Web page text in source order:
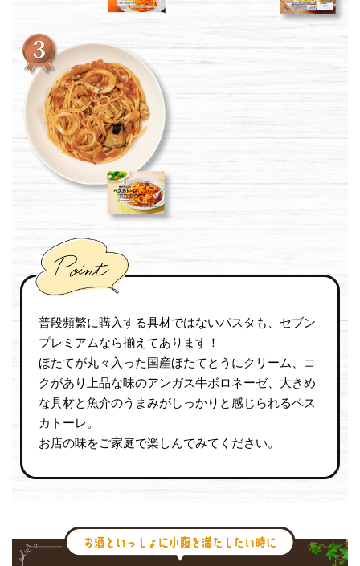
普段頻繁に購入する具材ではないパスタも、セブン
プレミアムなら揃えてあります！
ほたてが丸々入った国産ほたてとうにクリーム、コ
クがあり上品な味のアンガス牛ボロネーゼ、大きめ
な具材と魚介のうまみがしっかりと感じられるペス
カトーレ。
お店の味をご家庭で楽しんでみてください。